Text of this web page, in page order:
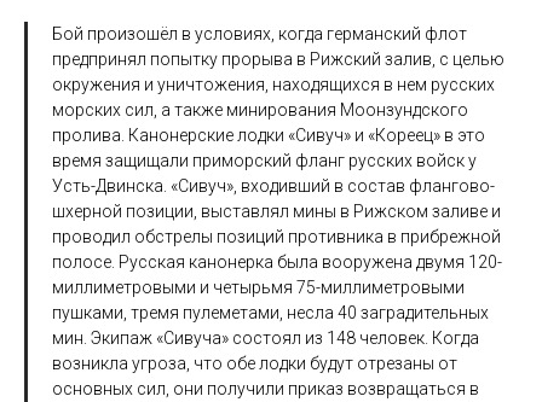
Бой произошёл в условиях, когда германский флот
предпринял попытку прорыва в Рижский залив, с целью
окружения и уничтожения, находящихся в нем русских
морских сил, а также минирования Моонзундского
пролива. Канонерские лодки «Сивуч» и «Кореец» в это
время защищали приморский фланг русских войск у
Усть-Двинска. «Сивуч», входивший в состав флангово-
шхерной позиции, выставлял мины в Рижском заливе и
проводил обстрелы позиций противника в прибрежной
полосе. Русская канонерка была вооружена двумя 120-
миллиметровыми и четырьмя 75-миллиметровыми
пушками, тремя пулеметами, несла 40 заградительных
мин. Экипаж «Сивуча» состоял из 148 человек. Когда
возникла угроза, что обе лодки будут отрезаны от
основных сил, они получили приказ возвращаться в